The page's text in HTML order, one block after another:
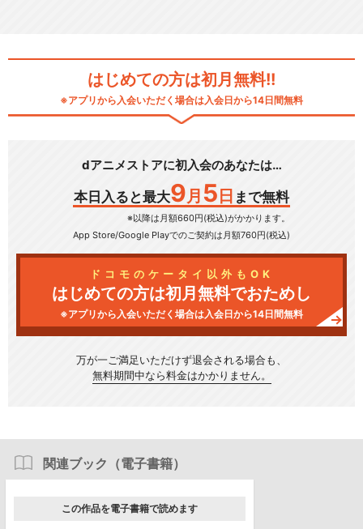
はじめての方は初月無料!!
※アプリから入会いただく場合は入会日から14日間無料
dアニメストアに初入会のあなたは…
本日入ると最大9 月 5 日 まで無料
※以降は月額660円(税込)がかかります。
App Store/Google Playでのご契約は月額760円(税込)
ドコモのケータイ以外もOK
はじめての方は初月無料でおためし
※アプリから入会いただく場合は入会日から14日間無料
万が一ご満足いただけず退会される場合も、
無料期間中なら料金はかかりません。
関連ブック（電子書籍）
この作品を電子書籍で読めます